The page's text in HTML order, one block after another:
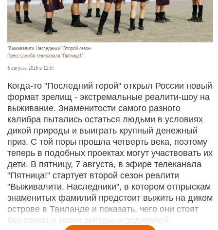
"Выживалити. Наследники". Второй сезон.
Пресс-служба телеканала "Пятница!".
6 августа 2026 в 11:37
Когда-то "Последний герой" открыл России новый
формат зрелищ - экстремальные реалити-шоу на
выживание. Знаменитости самого разного
калибра пытались остаться людьми в условиях
дикой природы и выиграть крупный денежный
приз. С той поры прошла четверть века, поэтому
теперь в подобных проектах могут участвовать их
дети. В пятницу, 7 августа, в эфире телеканала
"Пятница!" стартует второй сезон реалити
"Выживалити. Наследники", в котором отпрыскам
знаменитых фамилий предстоит выжить на диком
острове в Таиланде и показать, чего они стоят
без помощи своих звёздных родителей.